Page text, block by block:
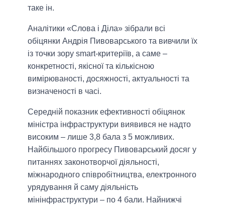
таке ін.
Аналітики «Слова і Діла» зібрали всі
обіцянки Андрія Пивоварського та вивчили їх
із точки зору smart-критеріїв, а саме –
конкретності, якісної та кількісною
вимірюваності, досяжності, актуальності та
визначеності в часі.
Середній показник ефективності обіцянок
міністра інфраструктури виявився не надто
високим – лише 3,8 бала з 5 можливих.
Найбільшого прогресу Пивоварський досяг у
питаннях законотворчої діяльності,
міжнародного співробітництва, електронного
урядування й саму діяльність
мінінфраструктури – по 4 бали. Найнижчі